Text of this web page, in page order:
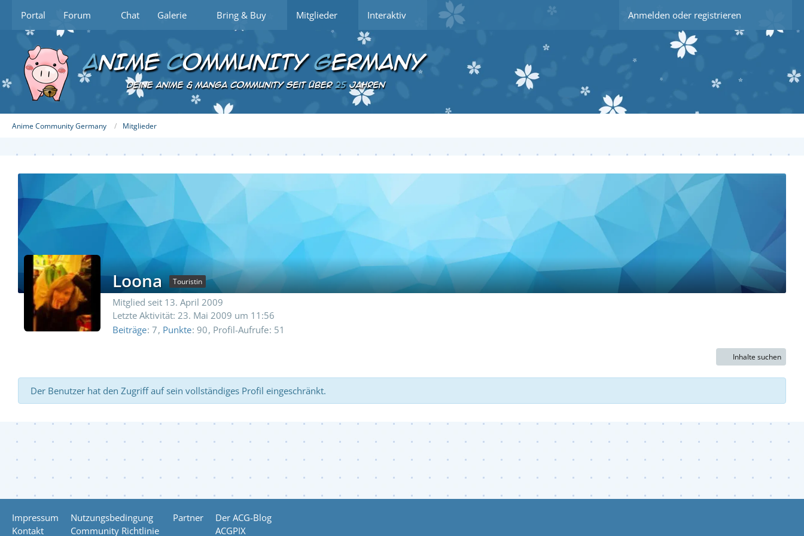
Portal Forum Chat Galerie Bring & Buy Mitglieder Interaktiv Anmelden oder registrieren
Anime Community Germany Mitglieder
Loona Touristin
Mitglied seit 13. April 2009
Letzte Aktivität: 23. Mai 2009 um 11:56
Beiträge 7 Punkte 90 Profil-Aufrufe 51
Inhalte suchen
Der Benutzer hat den Zugriff auf sein vollständiges Profil eingeschränkt.
Impressum
Kontakt
Nutzungsbedingung
Community Richtlinie
Partner
Der ACG-Blog
ACGPIX